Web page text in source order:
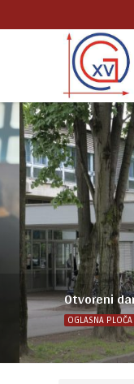
Otvoreni
OGLASNA PLOČA